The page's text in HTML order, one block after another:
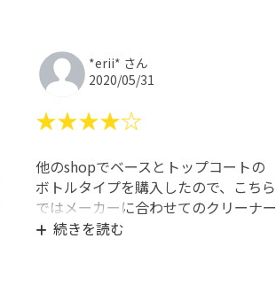
*erii* さん
2020/05/31
★★★★☆
他のshopでベースとトップコートの
ボトルタイプを購入したので、こちら
ではメーカーに合わせてのクリーナー
類を購入させて頂きました。
続きを読む